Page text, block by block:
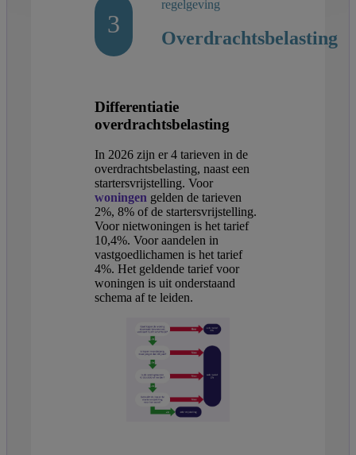
3
regelgeving
Overdrachtsbelasting
Differentiatie
overdrachtsbelasting
In 2026 zijn er 4 tarieven in de
overdrachtsbelasting, naast een
startersvrijstelling. Voor
woningen gelden de tarieven
2%, 8% of de startersvrijstelling.
Voor nietwoningen is het tarief
10,4%. Voor aandelen in
vastgoedlichamen is het tarief
4%. Het geldende tarief voor
woningen is uit onderstaand
schema af te leiden.